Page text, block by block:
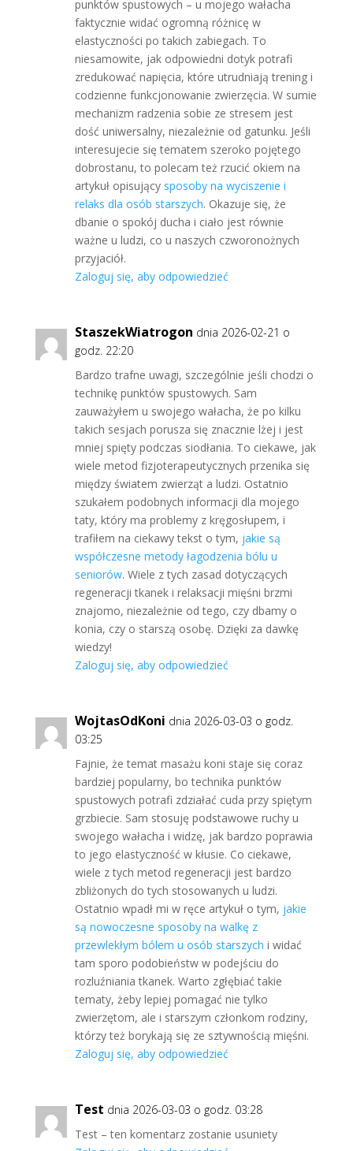
punktów spustowych – u mojego wałacha
faktycznie widać ogromną różnicę w
elastyczności po takich zabiegach. To
niesamowite, jak odpowiedni dotyk potrafi
zredukować napięcia, które utrudniają trening i
codzienne funkcjonowanie zwierzęcia. W sumie
mechanizm radzenia sobie ze stresem jest
dość uniwersalny, niezależnie od gatunku. Jeśli
interesujecie się tematem szeroko pojętego
dobrostanu, to polecam też rzucić okiem na
artykuł opisujący sposoby na wyciszenie i
relaks dla osób starszych. Okazuje się, że
dbanie o spokój ducha i ciało jest równie
ważne u ludzi, co u naszych czworonożnych
przyjaciół.
Zaloguj się, aby odpowiedzieć
StaszekWiatrogon dnia 2026-02-21 o
godz. 22:20
Bardzo trafne uwagi, szczególnie jeśli chodzi o
technikę punktów spustowych. Sam
zauważyłem u swojego wałacha, że po kilku
takich sesjach porusza się znacznie lżej i jest
mniej spięty podczas siodłania. To ciekawe, jak
wiele metod fizjoterapeutycznych przenika się
między światem zwierząt a ludzi. Ostatnio
szukałem podobnych informacji dla mojego
taty, który ma problemy z kręgosłupem, i
trafiłem na ciekawy tekst o tym, jakie są
współczesne metody łagodzenia bólu u
seniorów. Wiele z tych zasad dotyczących
regeneracji tkanek i relaksacji mięśni brzmi
znajomo, niezależnie od tego, czy dbamy o
konia, czy o starszą osobę. Dzięki za dawkę
wiedzy!
Zaloguj się, aby odpowiedzieć
WojtasOdKoni dnia 2026-03-03 o godz.
03:25
Fajnie, że temat masażu koni staje się coraz
bardziej popularny, bo technika punktów
spustowych potrafi zdziałać cuda przy spiętym
grzbiecie. Sam stosuję podstawowe ruchy u
swojego wałacha i widzę, jak bardzo poprawia
to jego elastyczność w kłusie. Co ciekawe,
wiele z tych metod regeneracji jest bardzo
zbliżonych do tych stosowanych u ludzi.
Ostatnio wpadł mi w ręce artykuł o tym, jakie
są nowoczesne sposoby na walkę z
przewlekłym bólem u osób starszych i widać
tam sporo podobieństw w podejściu do
rozluźniania tkanek. Warto zgłębiać takie
tematy, żeby lepiej pomagać nie tylko
zwierzętom, ale i starszym członkom rodziny,
którzy też borykają się ze sztywnością mięśni.
Zaloguj się, aby odpowiedzieć
Test dnia 2026-03-03 o godz. 03:28
Test – ten komentarz zostanie usuniety